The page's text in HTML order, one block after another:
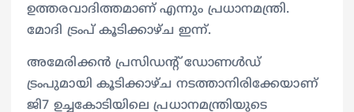
ഉത്തരവാദിത്തമാണ് എന്നും പ്രധാനമന്ത്രി.
മോദി ട്രംപ് കൂടിക്കാഴ്ച ഇന്ന്.
അമേരിക്കന്‍ പ്രസിഡന്റ് ഡോണള്‍ഡ്
ട്രംപുമായി കൂടിക്കാഴ്ച നടത്താനിരിക്കേയാണ്
ജി7 ഉച്ചകോടിയിലെ പ്രധാനമന്ത്രിയുടെ